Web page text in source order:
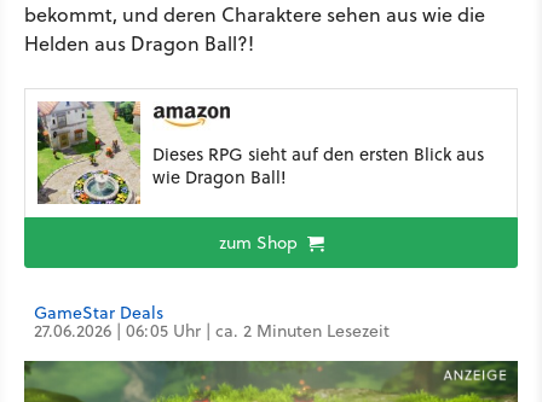
bekommt, und deren Charaktere sehen aus wie die
Helden aus Dragon Ball?!
Dieses RPG sieht auf den ersten Blick aus
wie Dragon Ball!
zum Shop
GameStar Deals
27.06.2026 | 06:05 Uhr | ca. 2 Minuten Lesezeit